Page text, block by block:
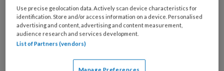
terecht trots op hun veerkracht en op die van
hun team, maar daarnaast spreken ze vooral
unaniem hun vermoeidheid en zorgen voor de
toekomst uit. Ze maken zich zorgen over hun
eigen welzijn en dat van hun team.
Use precise geolocation data. Actively scan device characteristics for
identification. Store and/or access information on a device. Personalised
advertising and content, advertising and content measurement,
audience research and services development.
List of Partners (vendors)